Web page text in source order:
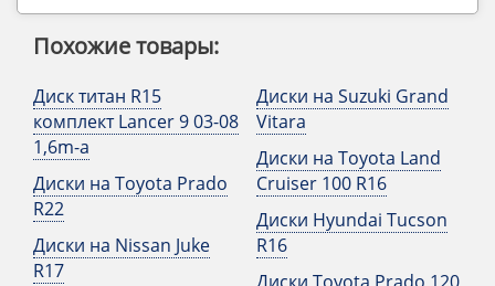
Похожие товары:
Диск титан R15
комплект Lancer 9 03-08
1,6m-a
Диски на Toyota Prado
R22
Диски на Nissan Juke
R17
Диски на Suzuki Grand
Vitara
Диски на Toyota Land
Cruiser 100 R16
Диски Hyundai Tucson
R16